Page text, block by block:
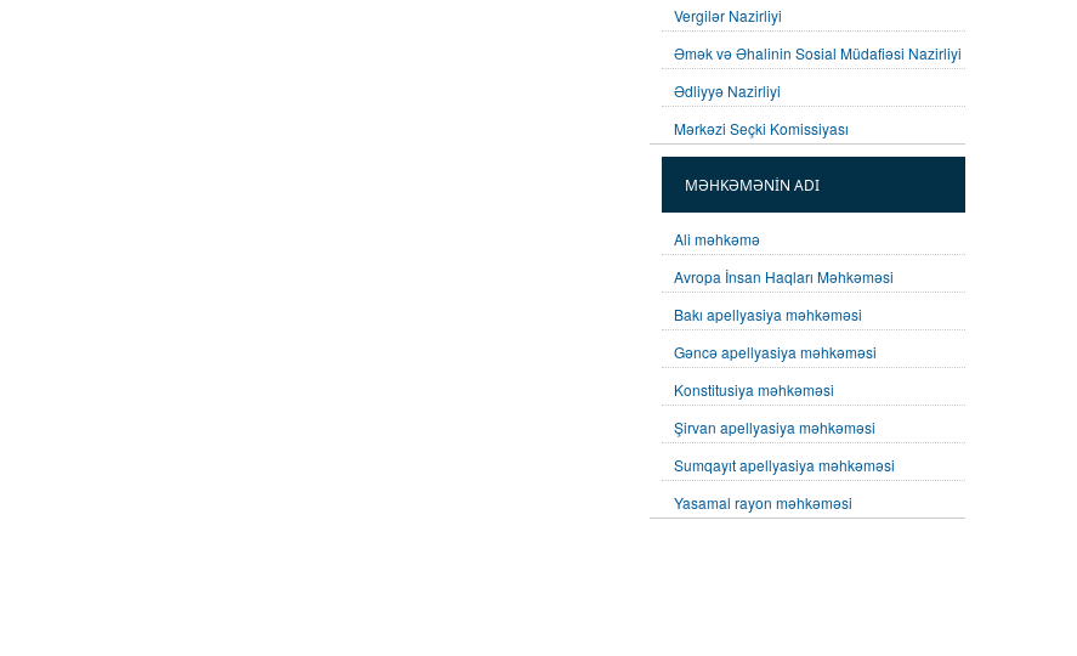
Vergilər Nazirliyi
Əmək və Əhalinin Sosial Müdafiəsi Nazirliyi
Ədliyyə Nazirliyi
Mərkəzi Seçki Komissiyası
MƏHKƏMƏNİN ADI
Ali məhkəmə
Avropa İnsan Haqları Məhkəməsi
Bakı apellyasiya məhkəməsi
Gəncə apellyasiya məhkəməsi
Konstitusiya məhkəməsi
Şirvan apellyasiya məhkəməsi
Sumqayıt apellyasiya məhkəməsi
Yasamal rayon məhkəməsi